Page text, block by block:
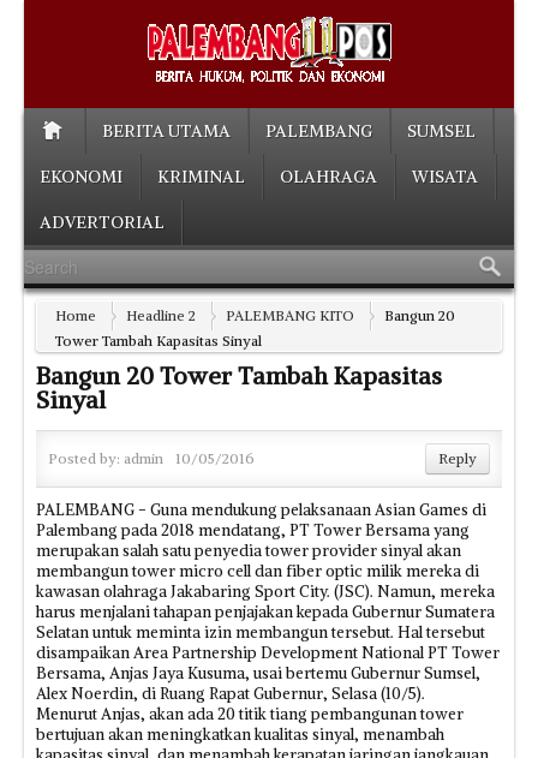
BERITA UTAMA PALEMBANG SUMSEL
EKONOMI KRIMINAL OLAHRAGA WISATA
ADVERTORIAL
Home Headline 2 PALEMBANG KITO
Bangun 20
Tower Tambah Kapasitas Sinyal
Bangun 20 Tower Tambah Kapasitas
Sinyal
Posted by: admin 10/05/2016 Reply
PALEMBANG - Guna mendukung pelaksanaan Asian Games di
Palembang pada 2018 mendatang, PT Tower Bersama yang
merupakan salah satu penyedia tower provider sinyal akan
membangun tower micro cell dan fiber optic milik mereka di
kawasan olahraga Jakabaring Sport City. (JSC). Namun, mereka
harus menjalani tahapan penjajakan kepada Gubernur Sumatera
Selatan untuk meminta izin membangun tersebut. Hal tersebut
disampaikan Area Partnership Development National PT Tower
Bersama, Anjas Jaya Kusuma, usai bertemu Gubernur Sumsel,
Alex Noerdin, di Ruang Rapat Gubernur, Selasa (10/5).
Menurut Anjas, akan ada 20 titik tiang pembangunan tower
bertujuan akan meningkatkan kualitas sinyal, menambah